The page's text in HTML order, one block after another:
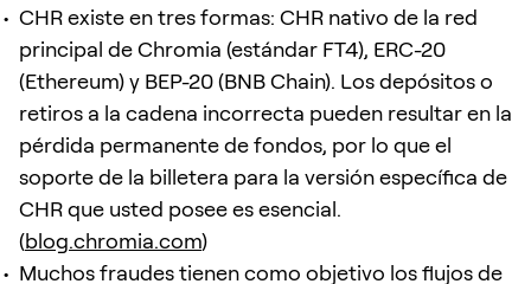
CHR existe en tres formas: CHR nativo de la red
principal de Chromia (estándar FT4), ERC-20
(Ethereum) y BEP-20 (BNB Chain). Los depósitos o
retiros a la cadena incorrecta pueden resultar en la
pérdida permanente de fondos, por lo que el
soporte de la billetera para la versión específica de
CHR que usted posee es esencial.
(blog.chromia.com)
Muchos fraudes tienen como objetivo los flujos de